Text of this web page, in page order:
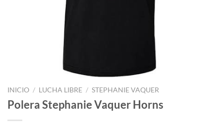
INICIO / LUCHA LIBRE / STEPHANIE VAQUER
Polera Stephanie Vaquer Horns